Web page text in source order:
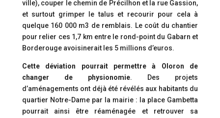
ville), couper le chemin de Précilhon et la rue Gassion,
et surtout grimper le talus et recourir pour cela à
quelque 160 000 m3 de remblais. Le coût du chantier
pour relier ces 1,7 km entre le rond-point du Gabarn et
Borderouge avoisinerait les 5 millions d’euros.
Cette déviation pourrait permettre à Oloron de
changer de physionomie. Des projets
d’aménagements ont déjà été révélés aux habitants du
quartier Notre-Dame par la mairie : la place Gambetta
pourrait ainsi être réaménagée et retrouver sa